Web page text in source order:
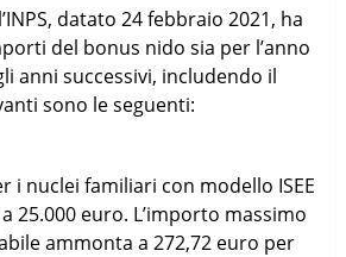
datato 24 febbraio 2021, ha
del bonus nido sia per l’anno
anni successivi, includendo il
sono le seguenti:
i nuclei familiari con modello ISEE
25.000 euro. L’importo massimo
ammonta a 272,72 euro per